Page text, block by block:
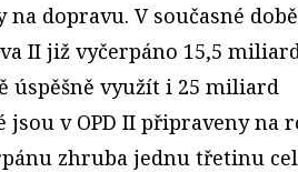
dopravu. V současné
II již vyčerpáno 15,5
úspěšně využít i 25 miliard
v OPD II připraveny na
zhruba jednu třetinu